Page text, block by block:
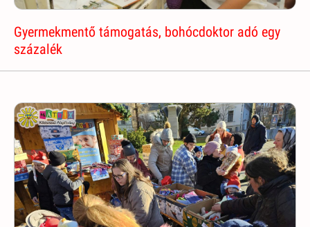
Gyermekmentő támogatás, bohócdoktor adó egy
százalék